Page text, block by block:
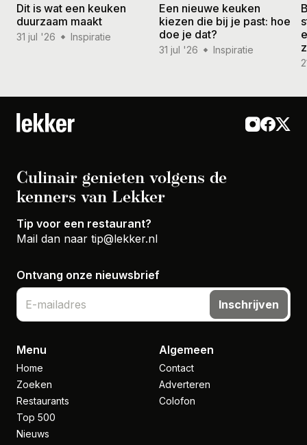
Dit is wat een keuken
duurzaam maakt
31 jul '26 Inspiratie
Een nieuwe keuken
kiezen die bij je past: hoe
doe je dat?
31 jul '26 Inspiratie
Culinair genieten volgens de
kenners van Lekker
Tip voor een restaurant?
Mail dan naar tip@lekker.nl
Ontvang onze nieuwsbrief
Inschrijven
Menu
Home
Zoeken
Restaurants
Top 500
Nieuws
Algemeen
Contact
Adverteren
Colofon